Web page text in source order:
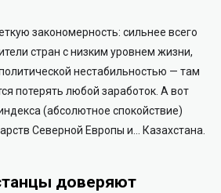
закономерность: сильнее всего
стран с низким уровнем жизни,
нестабильностью — там
потерять любой заработок. А вот
(абсолютное спокойствие)
Северной Европы и… Казахстана.
доверяют